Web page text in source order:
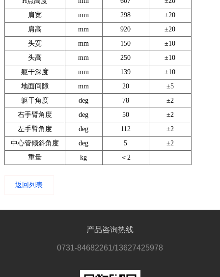
肩宽
mm 298
±20
肩高
mm 920
±20
头宽
mm 150
±10
头高
mm 250
±10
躯干深度
mm 139
±10
地面间隙
mm 20
±5
躯干角度
deg 78
±2
右手臂角度
deg 50
±2
左手臂角度
deg 112
±2
中心管倾斜角度
deg 5
±2
重量
kg ＜2
返回列表
产品咨询热线
0731-84682261/13627425978